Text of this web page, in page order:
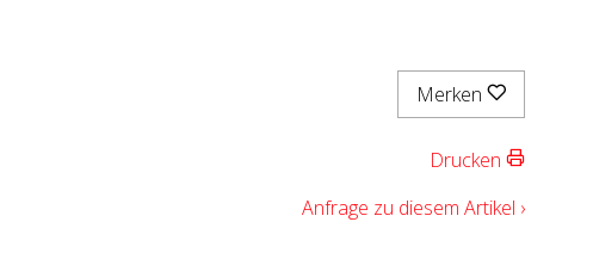
Merken
Drucken
Anfrage zu diesem Artikel ›